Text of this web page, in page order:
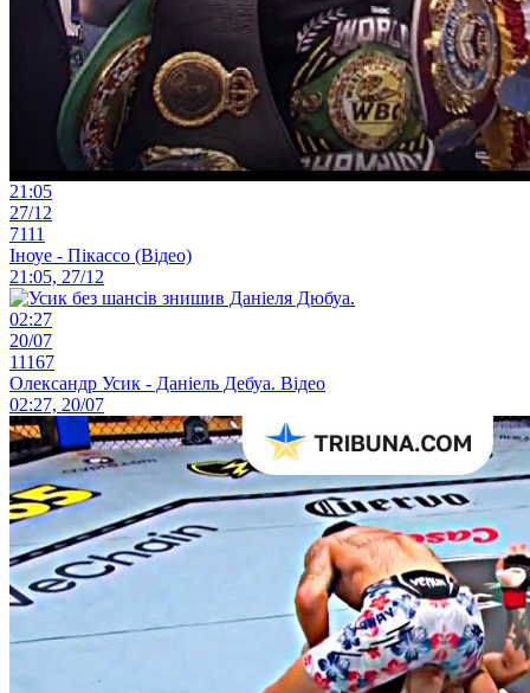
21:05
27/12
7111
Іноуе - Пікассо (Відео)
21:05, 27/12
02:27
20/07
11167
Олександр Усик - Даніель Дебуа. Відео
02:27, 20/07